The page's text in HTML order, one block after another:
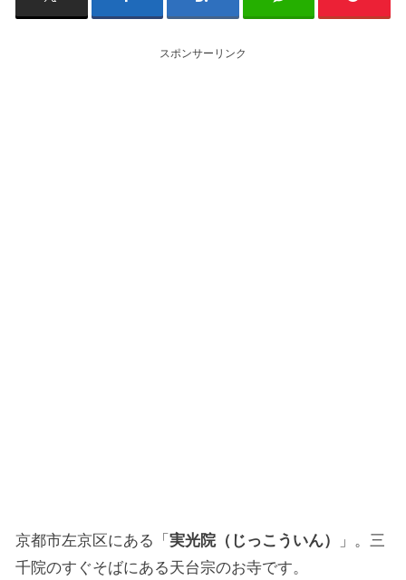
スポンサーリンク
京都市左京区にある「実光院（じっこういん）
」。三
千院のすぐそばにある天台宗のお寺です。